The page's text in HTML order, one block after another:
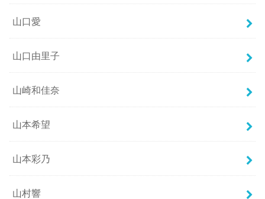
山口愛
山口由里子
山崎和佳奈
山本希望
山本彩乃
山村響